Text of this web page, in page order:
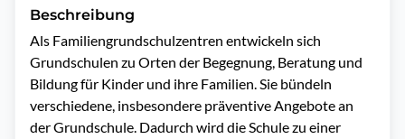
Beschreibung
Als Familiengrundschulzentren entwickeln sich
Grundschulen zu Orten der Begegnung, Beratung und
Bildung für Kinder und ihre Familien. Sie bündeln
verschiedene, insbesondere präventive Angebote an
der Grundschule. Dadurch wird die Schule zu einer